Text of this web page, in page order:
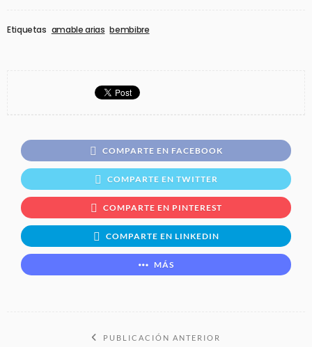
Etiquetas amable arias bembibre
COMPARTE EN FACEBOOK
COMPARTE EN TWITTER
COMPARTE EN PINTEREST
COMPARTE EN LINKEDIN
MÁS
PUBLICACIÓN ANTERIOR